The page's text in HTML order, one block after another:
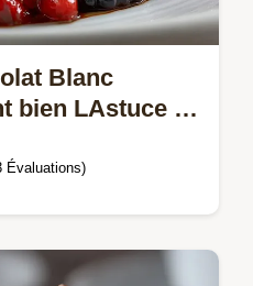
Blanc
bien LAstuce de
Évaluations)
au Chocolat